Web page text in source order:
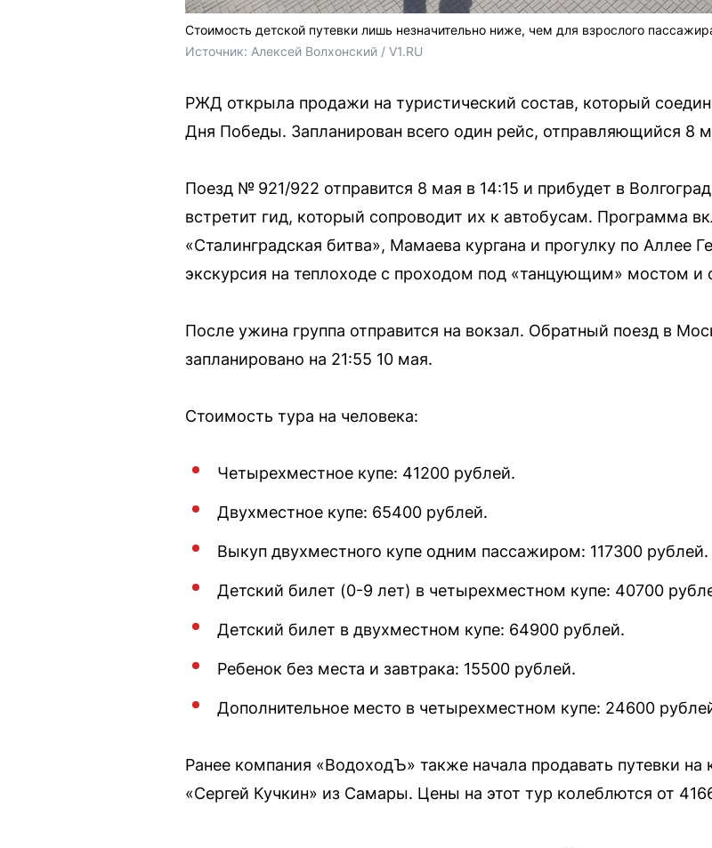
Стоимость детской путевки лишь незначительно ниже, чем для взрослого
Источник: Алексей Волхонский / V1.RU
РЖД открыла продажи на туристический состав, который
Дня Победы. Запланирован всего один рейс, отправляющийся 8
Поезд № 921/922 отправится 8 мая в 14:15 и прибудет в
встретит гид, который сопроводит их к автобусам. Программа
«Сталинградская битва», Мамаева кургана и прогулку по Аллее
экскурсия на теплоходе с проходом под «танцующим» мостом
После ужина группа отправится на вокзал. Обратный поезд в
запланировано на 21:55 10 мая.
Стоимость тура на человека:
Четырехместное купе: 41200 рублей.
Двухместное купе: 65400 рублей.
Выкуп двухместного купе одним пассажиром: 117300 рублей.
Детский билет (0-9 лет) в четырехместном купе: 40700
Детский билет в двухместном купе: 64900 рублей.
Ребенок без места и завтрака: 15500 рублей.
Дополнительное место в четырехместном купе: 24600
Ранее компания «ВодоходЪ» также начала продавать путевки
«Сергей Кучкин» из Самары. Цены на этот тур колеблются от